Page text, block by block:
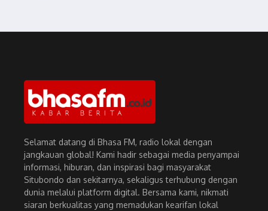
Selamat datang di Bhasa FM, radio lokal dengan
jangkauan global! Kami hadir sebagai media penyampai
informasi, hiburan, dan inspirasi bagi masyarakat
Situbondo dan sekitarnya, sekaligus terhubung dengan
dunia melalui platform digital. Bersama kami, nikmati
siaran berkualitas yang memadukan kearifan lokal